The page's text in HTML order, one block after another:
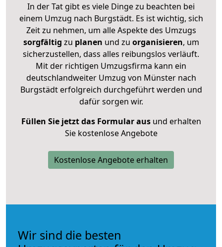
In der Tat gibt es viele Dinge zu beachten bei
einem Umzug nach Burgstädt. Es ist wichtig, sich
Zeit zu nehmen, um alle Aspekte des Umzugs
sorgfältig zu planen und zu organisieren, um
sicherzustellen, dass alles reibungslos verläuft.
Mit der richtigen Umzugsfirma kann ein
deutschlandweiter Umzug von Münster nach
Burgstädt erfolgreich durchgeführt werden und
dafür sorgen wir.
Füllen Sie jetzt das Formular ausund erhalten
Sie kostenlose Angebote
Kostenlose Angebote erhalten
Wir sind die besten